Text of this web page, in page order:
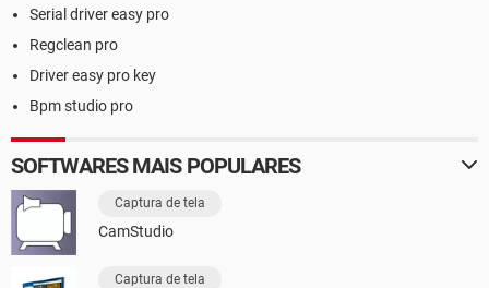
Serial driver easy pro
Regclean pro
Driver easy pro key
Bpm studio pro
SOFTWARES MAIS POPULARES
Captura de tela
CamStudio
Captura de tela